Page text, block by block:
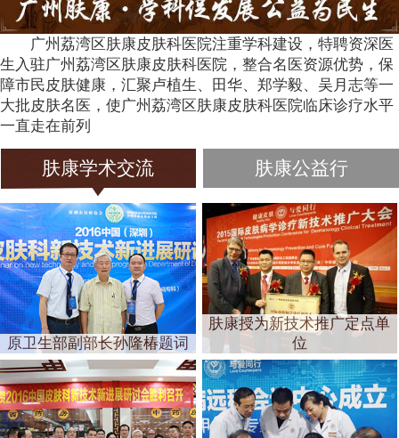
广州荔湾区肤康皮肤科医院注重学科建设，特聘资深医
生入驻广州荔湾区肤康皮肤科医院，整合名医资源优势，保
障市民皮肤健康，汇聚卢植生、田华、郑学毅、吴月志等一
大批皮肤名医，使广州荔湾区肤康皮肤科医院临床诊疗水平
一直走在前列
肤康学术交流 肤康公益行
原卫生部副部长孙隆椿题词
肤康授为新技术推广定点单
位